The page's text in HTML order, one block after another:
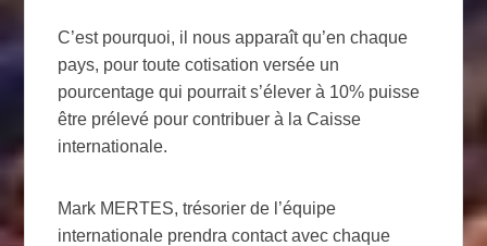
C’est pourquoi, il nous apparaît qu’en chaque
pays, pour toute cotisation versée un
pourcentage qui pourrait s’élever à 10% puisse
être prélevé pour contribuer à la Caisse
internationale.
Mark MERTES, trésorier de l’équipe
internationale prendra contact avec chaque